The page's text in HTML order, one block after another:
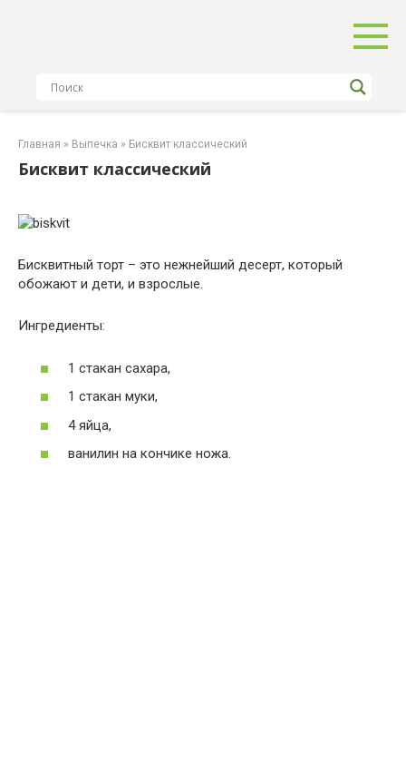
Главная » Выпечка » Бисквит классический
Бисквит классический
Бисквитный торт – это нежнейший десерт, который
обожают и дети, и взрослые.
Ингредиенты:
1 стакан сахара,
1 стакан муки,
4 яйца,
ванилин на кончике ножа.